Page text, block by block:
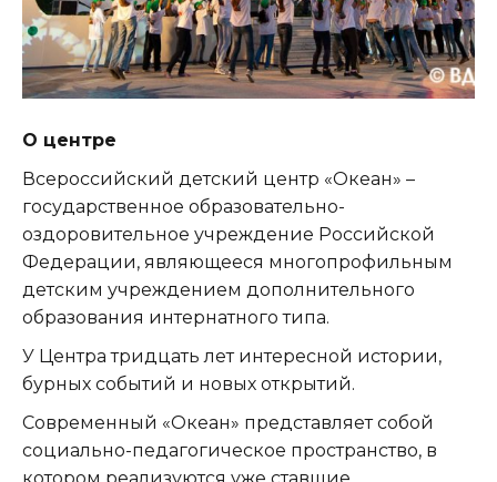
О центре
Всероссийский детский центр «Океан» –
государственное образовательно-
оздоровительное учреждение Российской
Федерации, являющееся многопрофильным
детским учреждением дополнительного
образования интернатного типа.
У Центра тридцать лет интересной истории,
бурных событий и новых открытий.
Современный «Океан» представляет собой
социально-педагогическое пространство, в
котором реализуются уже ставшие